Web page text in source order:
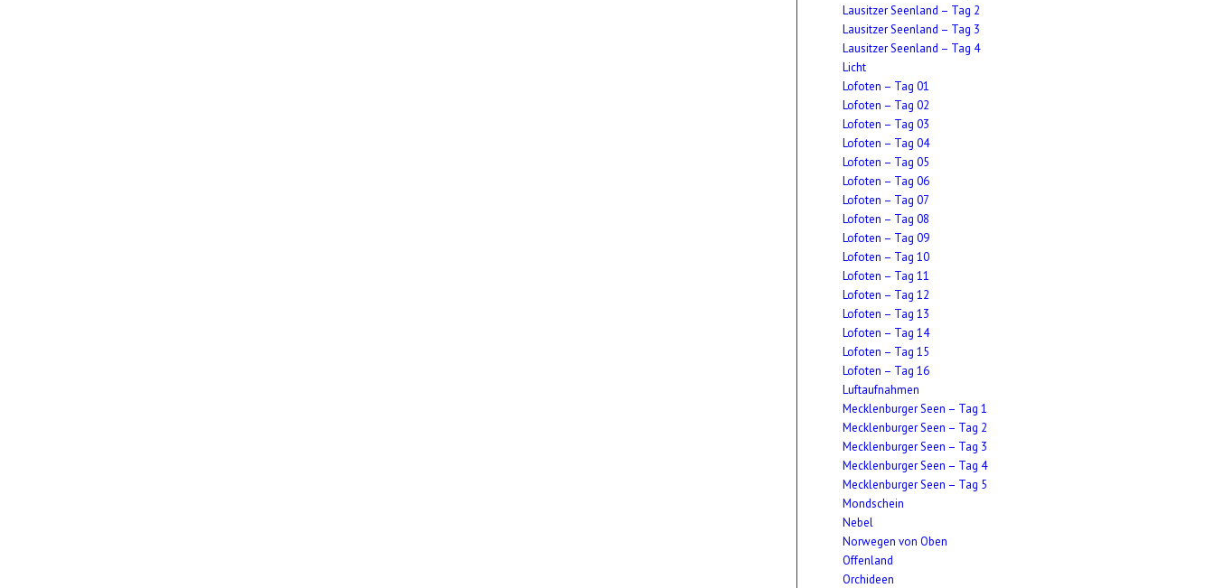
Lausitzer Seenland – Tag 2
Lausitzer Seenland – Tag 3
Lausitzer Seenland – Tag 4
Licht
Lofoten – Tag 01
Lofoten – Tag 02
Lofoten – Tag 03
Lofoten – Tag 04
Lofoten – Tag 05
Lofoten – Tag 06
Lofoten – Tag 07
Lofoten – Tag 08
Lofoten – Tag 09
Lofoten – Tag 10
Lofoten – Tag 11
Lofoten – Tag 12
Lofoten – Tag 13
Lofoten – Tag 14
Lofoten – Tag 15
Lofoten – Tag 16
Luftaufnahmen
Mecklenburger Seen – Tag 1
Mecklenburger Seen – Tag 2
Mecklenburger Seen – Tag 3
Mecklenburger Seen – Tag 4
Mecklenburger Seen – Tag 5
Mondschein
Nebel
Norwegen von Oben
Offenland
Orchideen